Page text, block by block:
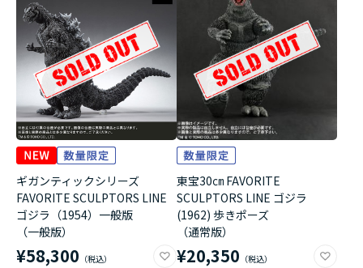
ギガンティックシリーズ
FAVORITE SCULPTORS LINE
ゴジラ（1954）一般版
（一般版）
¥58,300
東宝30㎝ FAVORITE
SCULPTORS LINE ゴジラ
(1962) 歩きポーズ
（通常版）
¥20,350